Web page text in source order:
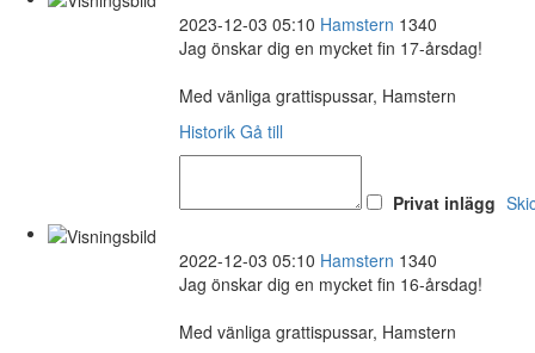
2023-12-03 05:10 Hamstern 1340
Jag önskar dig en mycket fin 17-årsdag!
Med vänliga grattispussar, Hamstern
Historik Gå till
Privat inlägg
2022-12-03 05:10 Hamstern 1340
Jag önskar dig en mycket fin 16-årsdag!
Med vänliga grattispussar, Hamstern